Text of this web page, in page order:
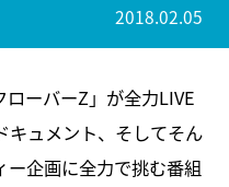
2018.02.05
ーバーZ」が全力LIVE
キュメント、そしてそん
ー企画に全力で挑む番組